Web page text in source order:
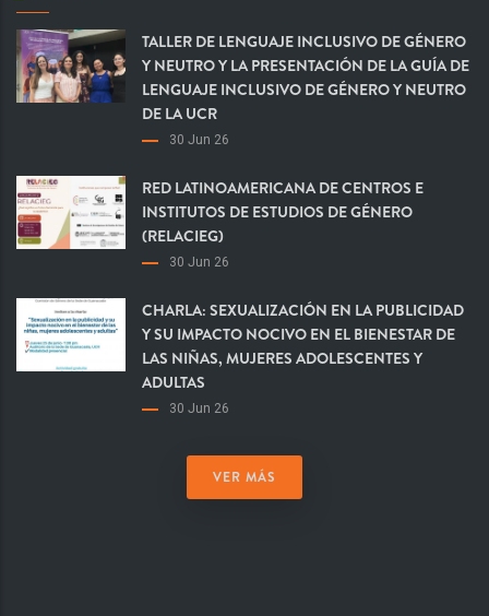
TALLER DE LENGUAJE INCLUSIVO DE GÉNERO
Y NEUTRO Y LA PRESENTACIÓN DE LA GUÍA DE
LENGUAJE INCLUSIVO DE GÉNERO Y NEUTRO
DE LA UCR
30 Jun 26
RED LATINOAMERICANA DE CENTROS E
INSTITUTOS DE ESTUDIOS DE GÉNERO
(RELACIEG)
30 Jun 26
CHARLA: SEXUALIZACIÓN EN LA PUBLICIDAD
Y SU IMPACTO NOCIVO EN EL BIENESTAR DE
LAS NIÑAS, MUJERES ADOLESCENTES Y
ADULTAS
30 Jun 26
VER MÁS